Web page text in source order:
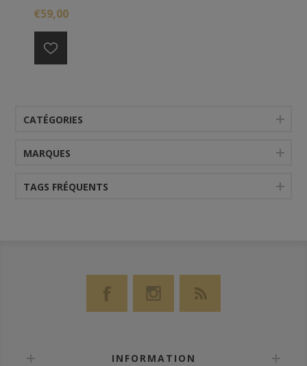
parfaitement un apéritif, mais aussi un poisson noble
€59,00
CATÉGORIES
MARQUES
TAGS FRÉQUENTS
INFORMATION